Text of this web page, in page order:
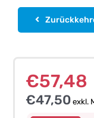
€57,48
€47,50exkl.